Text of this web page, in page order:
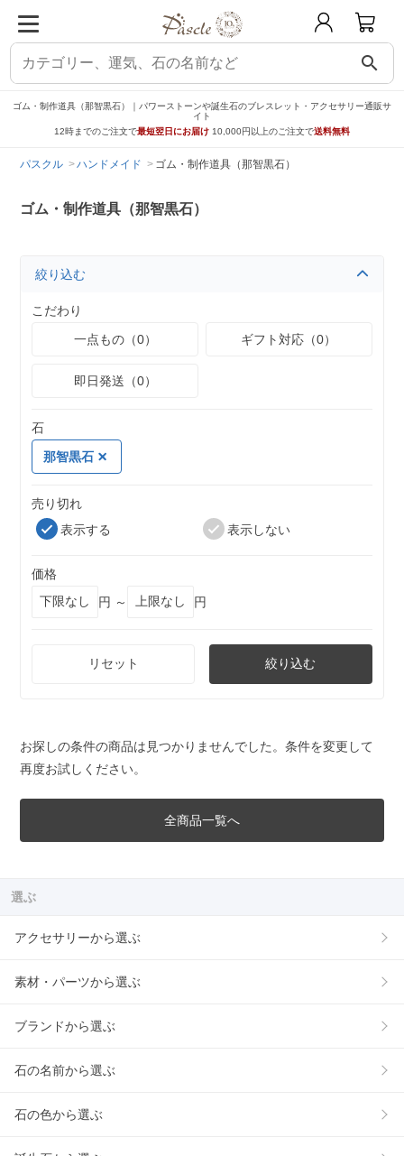
search
ゴム・制作道具（那智黒石）｜パワーストーンや誕生石のブレスレット・アクセサリー通販サ
イト
12時までのご注文で最短翌日にお届け 10,000円以上のご注文で送料無料
パスクル ハンドメイド ゴム・制作道具（那智黒石）
ゴム・制作道具（那智黒石）
絞り込む
こだわり
一点もの（0）
ギフト対応（0）
即日発送（0）
石
那智黒石
売り切れ
表示する
表示しない
価格
円 ～
円
リセット 絞り込む
お探しの条件の商品は見つかりませんでした。条件を変更して
再度お試しください。
全商品一覧へ
選ぶ
アクセサリーから選ぶ
素材・パーツから選ぶ
ブランドから選ぶ
石の名前から選ぶ
石の色から選ぶ